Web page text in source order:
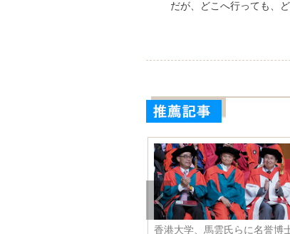
だが、どこへ行っても、
香港大学、馬雲氏らに名誉博士
古民家